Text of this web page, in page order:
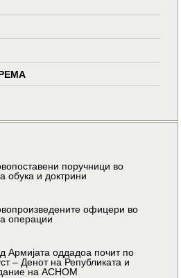
поручници во
обука и доктрини
офицери во
операции
Армијата оддадоа почит по
– Денот на Републиката и
на АСНОМ